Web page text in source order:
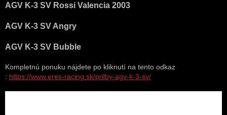
AGV K-3 SV Rossi Valencia 2003
AGV K-3 SV Angry
AGV K-3 SV Bubble
Kompletnú ponuku nájdete po kliknutí na tento odkaz
: https://www.eres-racing.sk/prilby-agv-k-3-sv/